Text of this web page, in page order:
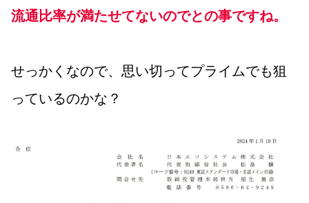
流通比率が満たせてないのでとの事ですね。
せっかくなので、思い切ってプライムでも狙
っているのかな？